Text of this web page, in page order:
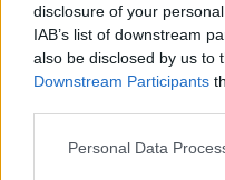
disclosure of your
IAB’s list of downstream
also be disclosed by us to
Downstream Participants
Personal Data
ηλιακού
109.000
Δία , σώματα
τροχιά του
«Lagrange»